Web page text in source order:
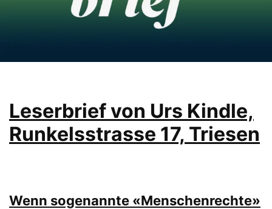
Leserbrief von Urs Kindle,
Runkelsstrasse 17, Triesen
Wenn sogenannte «Menschenrechte»